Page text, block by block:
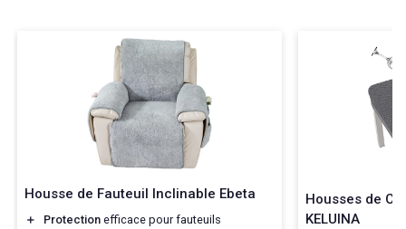
Housse de Fauteuil Inclinable Ebeta
＋ Protection efficace pour fauteuils
Housses de
KELUINA